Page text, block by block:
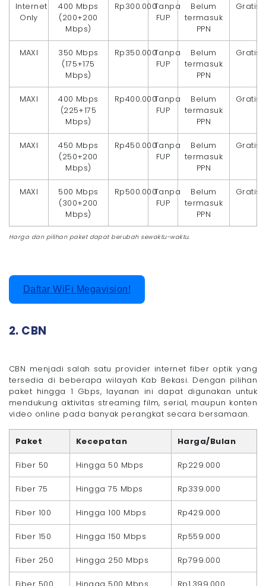
Internet
Only
400 Mbps
(200+200
Mbps)
Rp300.000Tanpa
FUP
Belum
termasuk
PPN
Gratis
MAXI
350 Mbps
(175+175
Mbps)
Rp350.000Tanpa
FUP
Belum
termasuk
PPN
Gratis
MAXI
400 Mbps
(225+175
Mbps)
Rp400.000Tanpa
FUP
Belum
termasuk
PPN
Gratis
MAXI
450 Mbps
(250+200
Mbps)
Rp450.000Tanpa
FUP
Belum
termasuk
PPN
Gratis
MAXI
500 Mbps
(300+200
Mbps)
Rp500.000Tanpa
FUP
Belum
termasuk
PPN
Gratis
Harga dan pilihan paket dapat berubah sewaktu-waktu.
Daftar WiFi Megavision!
2. CBN
CBN menjadi salah satu provider internet fiber optik yang
tersedia di beberapa wilayah Kab Bekasi. Dengan pilihan
paket hingga 1 Gbps, layanan ini dapat digunakan untuk
mendukung aktivitas streaming film, serial, maupun konten
video online pada banyak perangkat secara bersamaan.
Paket Kecepatan Harga/Bulan
Fiber 50 Hingga 50 Mbps Rp229.000
Fiber 75 Hingga 75 Mbps Rp339.000
Fiber 100 Hingga 100 Mbps Rp429.000
Fiber 150 Hingga 150 Mbps Rp559.000
Fiber 250 Hingga 250 Mbps Rp799.000